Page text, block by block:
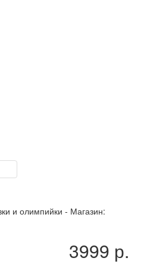
и олимпийки - Магазин:
3999 р.